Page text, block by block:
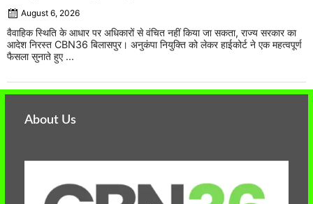
August 6, 2026
वैवाहिक स्थिति के आधार पर अधिकारों से वंचित नहीं किया जा सकता, राज्य सरकार का
आदेश निरस्त CBN36 बिलासपुर। अनुकंपा नियुक्ति को लेकर हाईकोर्ट ने एक महत्वपूर्ण
फैसला सुनाते हुए ...
About Us